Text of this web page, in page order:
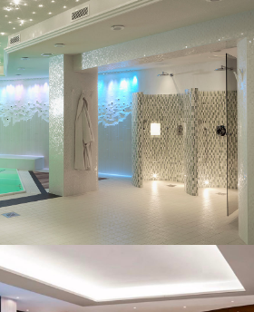
Exemples de projets